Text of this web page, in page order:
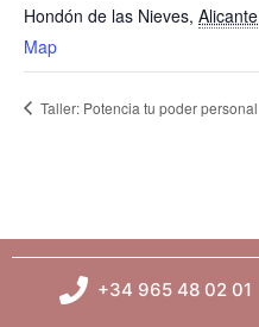
Hondón de las Nieves, Alicante
Map
Taller: Potencia tu poder personal
+34 965 48 02 01